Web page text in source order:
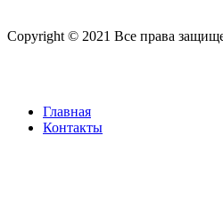
Copyright © 2021 Все права
Главная
Контакты